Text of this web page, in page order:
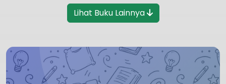
Lihat Buku Lainnya